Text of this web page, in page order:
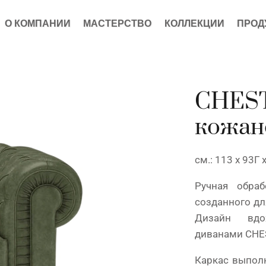
О КОМПАНИИ МАСТЕРСТВО КОЛЛЕКЦИИ
см.: 113 x 93Г
Ручная
созданного
Дизайн
диванами
Каркас